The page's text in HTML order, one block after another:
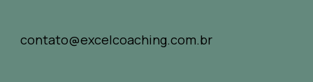
contato@excelcoaching.com.br